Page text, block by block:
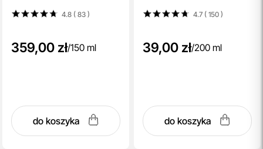
4.8 ( 83)
359,00 zł/150 ml
do koszyka
4.7 ( 150)
39,00 zł/200 ml
do koszyka